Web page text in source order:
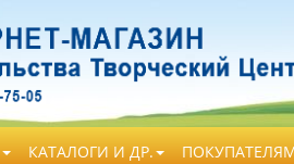
КАТАЛОГИ И ДР.